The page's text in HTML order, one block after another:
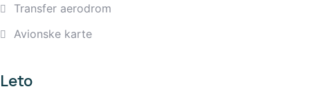
Transfer aerodrom
Avionske karte
Leto